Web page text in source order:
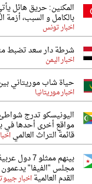
المكنين: حريق هائل
بالكامل و السبب، أزمة
اخبار تونس
شرطة دار سعد تضبط
اخبار اليمن
حياة شاب موريتاني
اخبار موريتانيا
اليونيسكو تدرج
مواقع أخرى أحدها في
قائمة التراث العالمي
مجلس "الفيفا" يدعمون
القدم العالميةاخبار